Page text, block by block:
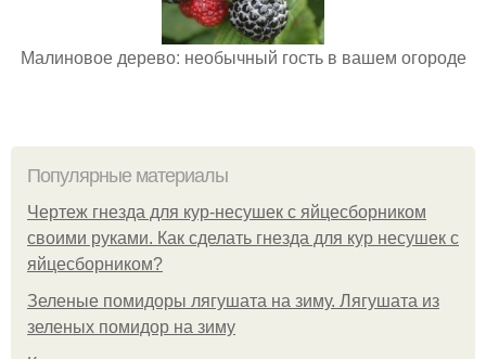
Малиновое дерево: необычный гость в вашем огороде
Популярные материалы
Чертеж гнезда для кур-несушек с яйцесборником
своими руками. Как сделать гнезда для кур несушек с
яйцесборником?
Зеленые помидоры лягушата на зиму. Лягушата из
зеленых помидор на зиму